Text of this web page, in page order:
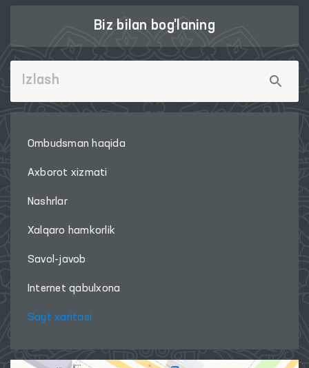
Biz bilan bog'laning
Ombudsman haqida
Axborot xizmati
Nashrlar
Xalqaro hamkorlik
Savol-javob
Internet qabulxona
Sayt xaritasi